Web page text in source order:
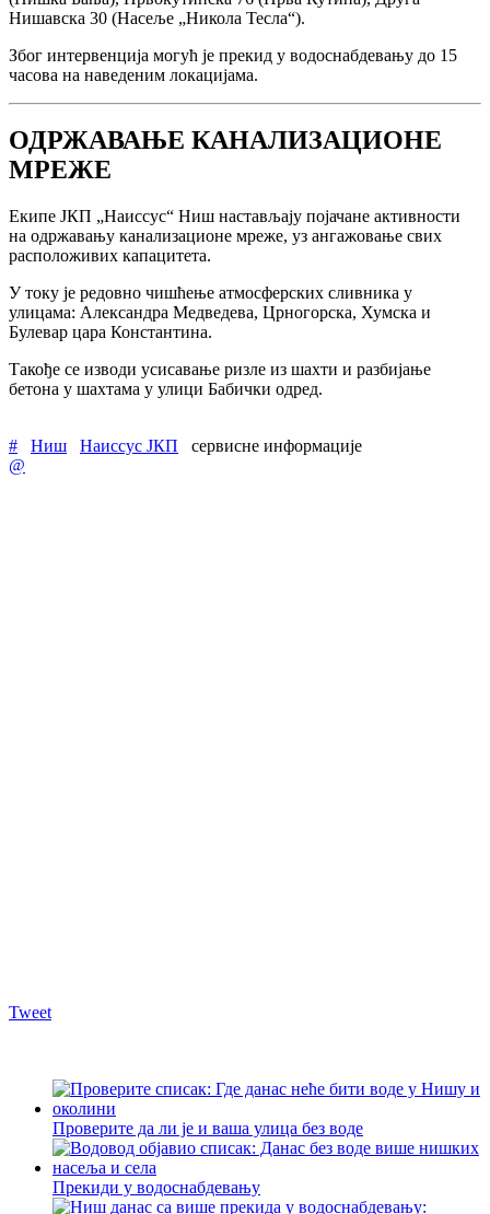
Нишавска 30 (Насеље „Никола Тесла“).
Због интервенција могућ је прекид у водоснабдевању до 15
часова на наведеним локацијама.
ОДРЖАВАЊЕ КАНАЛИЗАЦИОНЕ
МРЕЖЕ
Екипе ЈКП „Наиссус“ Ниш настављају појачане активности
на одржавању канализационе мреже, уз ангажовање свих
расположивих капацитета.
У току је редовно чишћење атмосферских сливника у
улицама: Александра Медведева, Црногорска, Хумска и
Булевар цара Константина.
Такође се изводи усисавање ризле из шахти и разбијање
бетона у шахтама у улици Бабички одред.
# Ниш Наиссус ЈКП
сервисне информације
@
Tweet
Проверите да ли је и ваша улица без воде
Прекиди у водоснабдевању